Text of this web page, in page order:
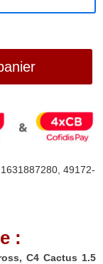
1631887280 49172-
:
C4 Cactus 1.5